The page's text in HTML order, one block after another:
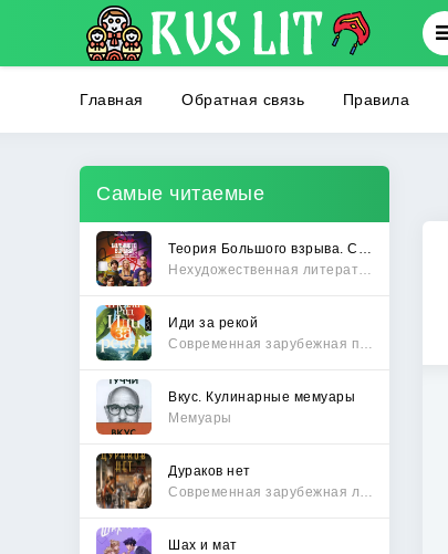
Главная Обратная связь Правила
Самые читаемые
Иди за рекой
Вкус. Кулинарные мемуары
Мемуары
Дураков нет
Шах и мат